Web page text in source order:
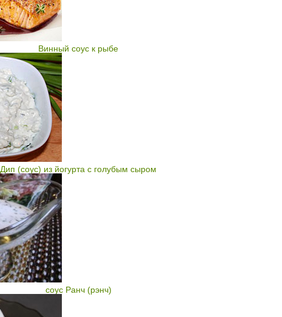
Винный соус к рыбе
Дип (соус) из йогурта с голубым сыром
соус Ранч (рэнч)